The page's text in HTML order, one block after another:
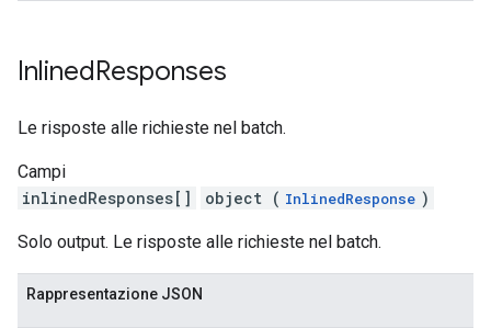
InlinedResponses
Le risposte alle richieste nel batch.
Campi
inlinedResponses[]
object ( InlinedResponse )
Solo output. Le risposte alle richieste nel batch.
Rappresentazione JSON